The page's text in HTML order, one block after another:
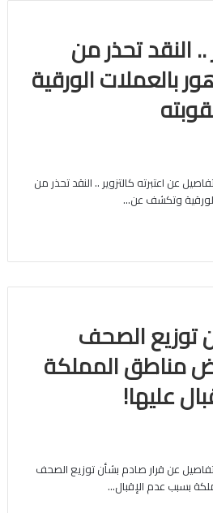
.. النقد تحذر من
بالعملات الورقية
عن اعتبرته كالتزوير .. النقد تحذر من
الورقية وتكشف عن…
توزيع الصحف
مناطق المملكة
عليها!
عن قرار صادم بشأن توزيع الصحف
بسبب عدم الإقبال…